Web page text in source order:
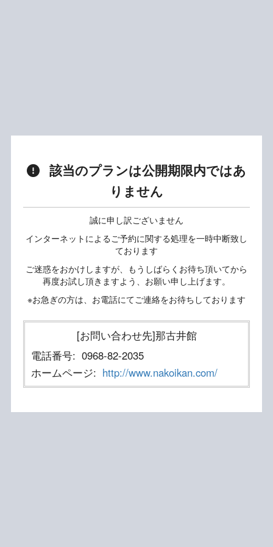
該当のプランは公開期限内ではあ
りません
誠に申し訳ございません
インターネットによるご予約に関する処理を一時中断致し
ております
ご迷惑をおかけしますが、もうしばらくお待ち頂いてから
再度お試し頂きますよう、お願い申し上げます。
※お急ぎの方は、お電話にてご連絡をお待ちしております
[お問い合わせ先]那古井館
電話番号: 0968-82-2035
ホームページ: http://www.nakoikan.com/